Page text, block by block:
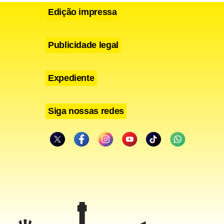
o líder
sistema
direto
Edição impressa
Publicidade legal
Expediente
Siga nossas redes